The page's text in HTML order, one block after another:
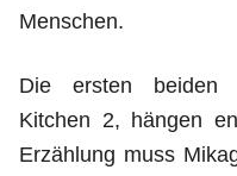
Menschen.
Die ersten beiden
Kitchen 2, hängen
Erzählung muss